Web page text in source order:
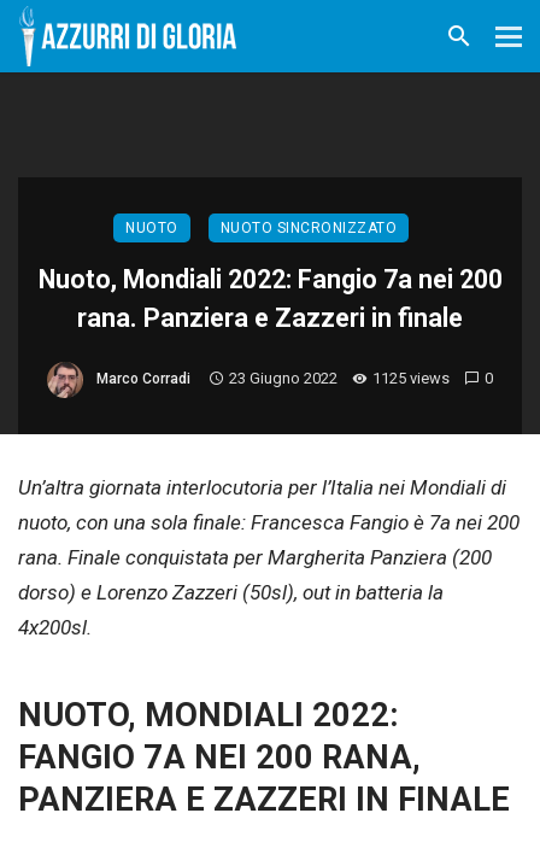
NUOTO NUOTO SINCRONIZZATO
Nuoto, Mondiali 2022: Fangio 7a nei 200
rana. Panziera e Zazzeri in finale
Marco Corradi 23 Giugno 2022 1125 views 0
Un’altra giornata interlocutoria per l’Italia nei Mondiali di
nuoto, con una sola finale: Francesca Fangio è 7a nei 200
rana. Finale conquistata per Margherita Panziera (200
dorso) e Lorenzo Zazzeri (50sl), out in batteria la
4x200sl.
NUOTO, MONDIALI 2022:
FANGIO 7A NEI 200 RANA,
PANZIERA E ZAZZERI IN FINALE